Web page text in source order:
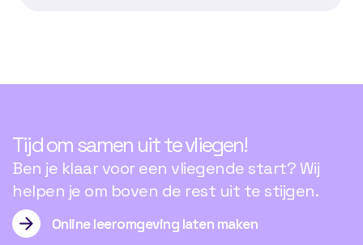
Tijdomsamen uittevliegen!
Ben je klaar voor een vliegende start? Wij
helpen je om boven de rest uit te stijgen.
Online leeromgeving laten maken